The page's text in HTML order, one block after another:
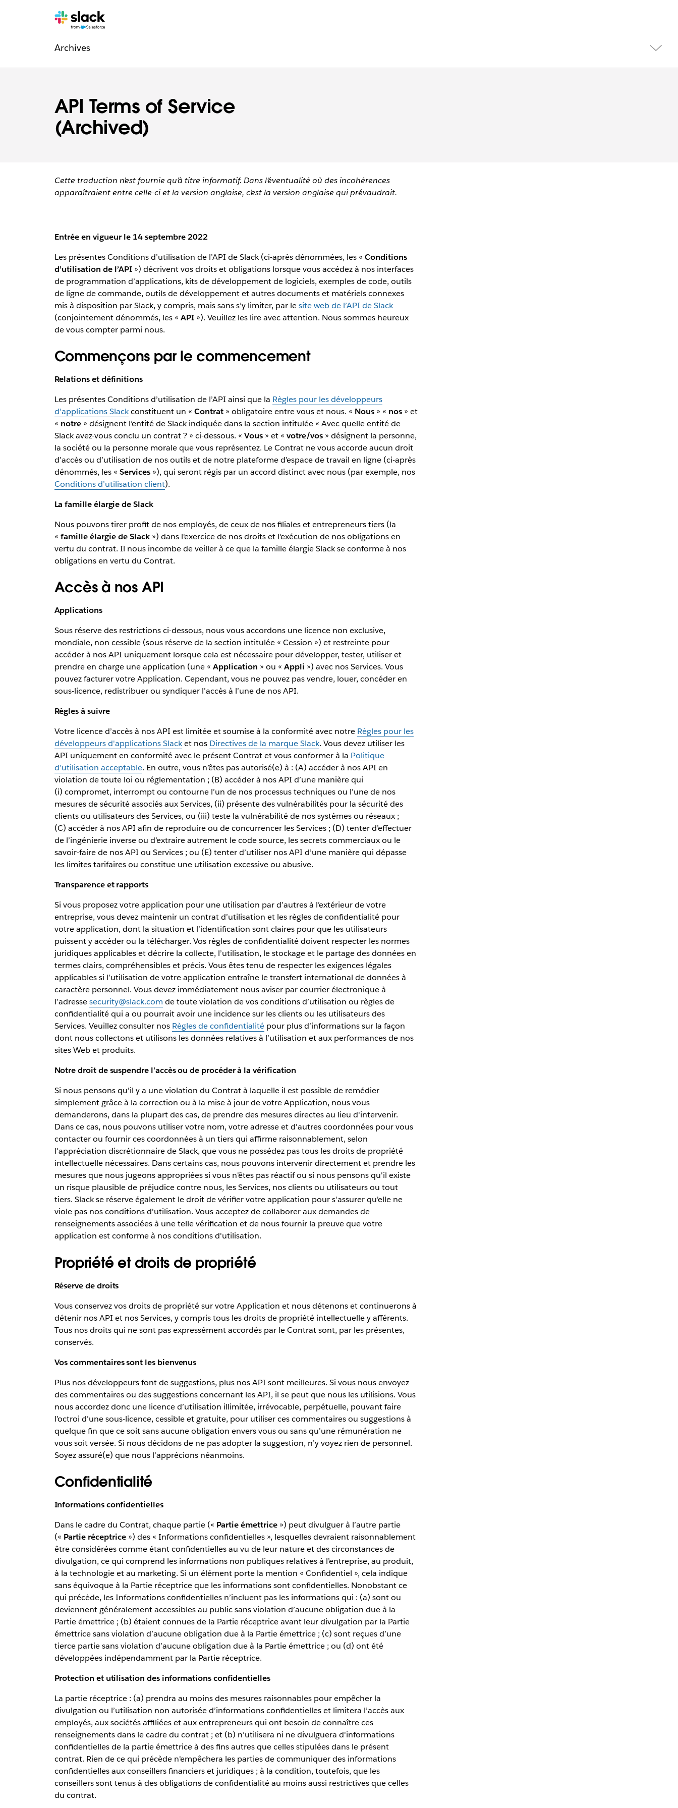
API Terms of Service
(Archived)
Pages
Archivessupplémentaires
Cette traduction n’est fournie qu’à titre informatif. Dans l’éventualité où des incohérences
apparaîtraient entre celle-ci et la version anglaise, c’est la version anglaise qui prévaudrait.
Entrée en vigueur le 14 septembre 2022
Les présentes Conditions d’utilisation de l’API de Slack (ci-après dénommées, les « Conditions
d’utilisation de l’API») décrivent vos droits et obligations lorsque vous accédez à nos interfaces
de programmation d’applications, kits de développement de logiciels, exemples de code, outils
de ligne de commande, outils de développement et autres documents et matériels connexes
mis à disposition par Slack, y compris, mais sans s’y limiter, par lesite web de l’API de Slack
(conjointement dénommés, les « API»). Veuillez les lire avec attention. Nous sommes heureux
de vous compter parmi nous.
Commençons par le commencement
Relations et définitions
Les présentes Conditions d’utilisation de l’API ainsi que la Règles pour les développeurs
d'applications Slackconstituent un « Contrat» obligatoire entre vous et nous. « Nous» « nos» et
« notre» désignent l’entité de Slack indiquée dans la section intitulée « Avec quelle entité de
Slack avez-vous conclu un contrat ? » ci-dessous. « Vous» et « votre/vos» désignent la personne,
la société ou la personne morale que vous représentez. Le Contrat ne vous accorde aucun droit
d’accès ou d’utilisation de nos outils et de notre plateforme d’espace de travail en ligne (ci-après
dénommés, les « Services»), qui seront régis par un accord distinct avec nous (par exemple, nos
Conditions d’utilisation client).
La famille élargie de Slack
Nous pouvons tirer profit de nos employés, de ceux de nos filiales et entrepreneurs tiers (la
« famille élargie de Slack») dans l'exercice de nos droits et l'exécution de nos obligations en
vertu du contrat. Il nous incombe de veiller à ce que la famille élargie Slack se conforme à nos
obligations en vertu du Contrat.
Accès à nos API
Applications
Sous réserve des restrictions ci-dessous, nous vous accordons une licence non exclusive,
mondiale, non cessible (sous réserve de la section intitulée « Cession ») et restreinte pour
accéder à nos API uniquement lorsque cela est nécessaire pour développer, tester, utiliser et
prendre en charge une application (une « Application » ou « Appli ») avec nos Services. Vous
pouvez facturer votre Application. Cependant, vous ne pouvez pas vendre, louer, concéder en
sous-licence, redistribuer ou syndiquer l’accès à l’une de nos API.
Règles à suivre
Votre licence d’accès à nos API est limitée et soumise à la conformité avec notre Règles pour les
développeurs d'applications Slacket nos Directives de la marque Slack. Vous devez utiliser les
API uniquement en conformité avec le présent Contrat et vous conformer à la Politique
d’utilisation acceptable. En outre, vous n’êtes pas autorisé(e) à : (A) accéder à nos API en
violation de toute loi ou réglementation ; (B) accéder à nos API d’une manière qui
(i) compromet, interrompt ou contourne l’un de nos processus techniques ou l’une de nos
mesures de sécurité associés aux Services, (ii) présente des vulnérabilités pour la sécurité des
clients ou utilisateurs des Services, ou (iii) teste la vulnérabilité de nos systèmes ou réseaux ;
(C) accéder à nos API afin de reproduire ou de concurrencer les Services ; (D) tenter d’effectuer
de l’ingénierie inverse ou d’extraire autrement le code source, les secrets commerciaux ou le
savoir-faire de nos API ou Services ; ou (E) tenter d’utiliser nos API d’une manière qui dépasse
les limites tarifaires ou constitue une utilisation excessive ou abusive.
Transparence et rapports
Si vous proposez votre application pour une utilisation par d’autres à l’extérieur de votre
entreprise, vous devez maintenir un contrat d’utilisation et les règles de confidentialité pour
votre application, dont la situation et l’identification sont claires pour que les utilisateurs
puissent y accéder ou la télécharger. Vos règles de confidentialité doivent respecter les normes
juridiques applicables et décrire la collecte, l’utilisation, le stockage et le partage des données en
termes clairs, compréhensibles et précis. Vous êtes tenu de respecter les exigences légales
applicables si l’utilisation de votre application entraîne le transfert international de données à
caractère personnel. Vous devez immédiatement nous aviser par courrier électronique à
l’adressesecurity@slack.com de toute violation de vos conditions d’utilisation ou règles de
confidentialité qui a ou pourrait avoir une incidence sur les clients ou les utilisateurs des
Services. Veuillez consulter nos Règles de confidentialitépour plus d’informations sur la façon
dont nous collectons et utilisons les données relatives à l’utilisation et aux performances de nos
sites Web et produits.
Notre droit de suspendre l'accès ou de procéder à la vérification
Si nous pensons qu'il y a une violation du Contrat à laquelle il est possible de remédier
simplement grâce à la correction ou à la mise à jour de votre Application, nous vous
demanderons, dans la plupart des cas, de prendre des mesures directes au lieu d'intervenir.
Dans ce cas, nous pouvons utiliser votre nom, votre adresse et d'autres coordonnées pour vous
contacter ou fournir ces coordonnées à un tiers qui affirme raisonnablement, selon
l'appréciation discrétionnaire de Slack, que vous ne possédez pas tous les droits de propriété
intellectuelle nécessaires. Dans certains cas, nous pouvons intervenir directement et prendre les
mesures que nous jugeons appropriées si vous n'êtes pas réactif ou si nous pensons qu'il existe
un risque plausible de préjudice contre nous, les Services, nos clients ou utilisateurs ou tout
tiers. Slack se réserve également le droit de vérifier votre application pour s'assurer qu'elle ne
viole pas nos conditions d'utilisation. Vous acceptez de collaborer aux demandes de
renseignements associées à une telle vérification et de nous fournir la preuve que votre
application est conforme à nos conditions d'utilisation.
Propriété et droits de propriété
Réserve de droits
Vous conservez vos droits de propriété sur votre Application et nous détenons et continuerons à
détenir nos API et nos Services, y compris tous les droits de propriété intellectuelle y afférents.
Tous nos droits qui ne sont pas expressément accordés par le Contrat sont, par les présentes,
conservés.
Vos commentaires sont les bienvenus
Plus nos développeurs font de suggestions, plus nos API sont meilleures. Si vous nous envoyez
des commentaires ou des suggestions concernant les API, il se peut que nous les utilisions. Vous
nous accordez donc une licence d’utilisation illimitée, irrévocable, perpétuelle, pouvant faire
l’octroi d’une sous-licence, cessible et gratuite, pour utiliser ces commentaires ou suggestions à
quelque fin que ce soit sans aucune obligation envers vous ou sans qu’une rémunération ne
vous soit versée. Si nous décidons de ne pas adopter la suggestion, n’y voyez rien de personnel.
Soyez assuré(e) que nous l’apprécions néanmoins.
Confidentialité
Informations confidentielles
Dans le cadre du Contrat, chaque partie (« Partie émettrice») peut divulguer à l’autre partie
(« Partie réceptrice») des « Informations confidentielles », lesquelles devraient raisonnablement
être considérées comme étant confidentielles au vu de leur nature et des circonstances de
divulgation, ce qui comprend les informations non publiques relatives à l’entreprise, au produit,
à la technologie et au marketing. Si un élément porte la mention « Confidentiel », cela indique
sans équivoque à la Partie réceptrice que les informations sont confidentielles. Nonobstant ce
qui précède, les Informations confidentielles n’incluent pas les informations qui : (a) sont ou
deviennent généralement accessibles au public sans violation d’aucune obligation due à la
Partie émettrice ; (b) étaient connues de la Partie réceptrice avant leur divulgation par la Partie
émettrice sans violation d’aucune obligation due à la Partie émettrice ; (c) sont reçues d’une
tierce partie sans violation d’aucune obligation due à la Partie émettrice ; ou (d) ont été
développées indépendamment par la Partie réceptrice.
Protection et utilisation des informations confidentielles
La partie réceptrice : (a) prendra au moins des mesures raisonnables pour empêcher la
divulgation ou l’utilisation non autorisée d’informations confidentielles et limitera l’accès aux
employés, aux sociétés affiliées et aux entrepreneurs qui ont besoin de connaître ces
renseignements dans le cadre du contrat ; et (b) n’utilisera ni ne divulguera d'informations
confidentielles de la partie émettrice à des fins autres que celles stipulées dans le présent
contrat. Rien de ce qui précède n'empêchera les parties de communiquer des informations
confidentielles aux conseillers financiers et juridiques ; à la condition, toutefois, que les
conseillers sont tenus à des obligations de confidentialité au moins aussi restrictives que celles
du contrat.